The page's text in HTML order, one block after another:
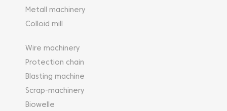
Metall machinery
Colloid mill
Wire machinery
Protection chain
Blasting machine
Scrap-machinery
Biowelle